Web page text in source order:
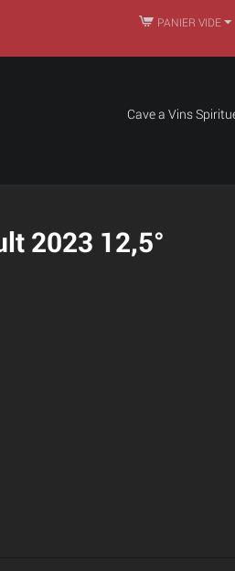
PANIER VIDE
Cave a Vins
2023 12,5°